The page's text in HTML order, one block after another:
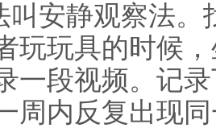
叫安静观察法
玩玩具的时候
一段视频。记
周内反复出现